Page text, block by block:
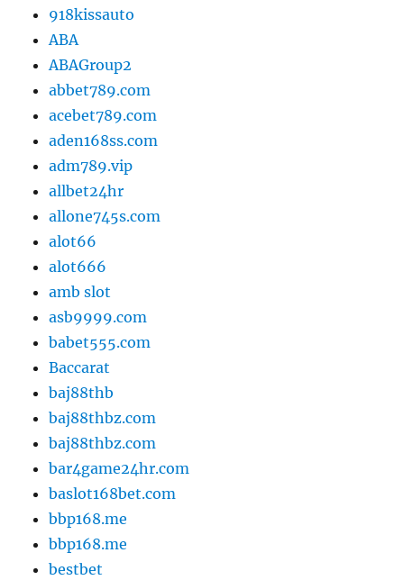
918kissauto
ABA
ABAGroup2
abbet789.com
acebet789.com
aden168ss.com
adm789.vip
allbet24hr
allone745s.com
alot66
alot666
amb slot
asb9999.com
babet555.com
Baccarat
baj88thb
baj88thbz.com
baj88thbz.com
bar4game24hr.com
baslot168bet.com
bbp168.me
bbp168.me
bestbet